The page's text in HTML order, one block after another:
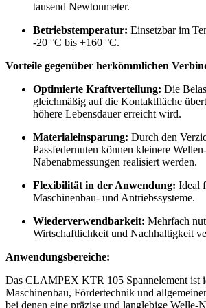
tausend Newtonmeter.
Betriebstemperatur: Einsetzbar im
-20 °C bis +160 °C.
Vorteile gegenüber herkömmlichen
Optimierte Kraftverteilung: Die
gleichmäßig auf die Kontaktfläche
höhere Lebensdauer erreicht wird.
Materialeinsparung: Durch den
Passfedernuten können kleinere
Nabenabmessungen realisiert werden.
Flexibilität in der Anwendung: Ideal
Maschinenbau- und Antriebssysteme.
Wiederverwendbarkeit: Mehrfach
Wirtschaftlichkeit und Nachhaltigkeit
Anwendungsbereiche:
Das CLAMPEX KTR 105 Spannelement ist
Maschinenbau, Fördertechnik und
bei denen eine präzise und langlebige Welle-